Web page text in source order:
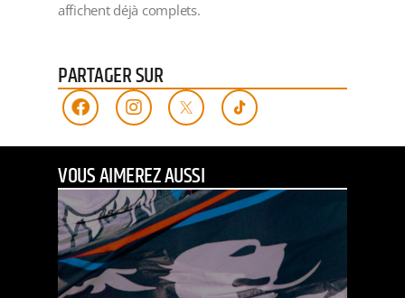
affichent déjà complets.
PARTAGER SUR
VOUS AIMEREZ AUSSI